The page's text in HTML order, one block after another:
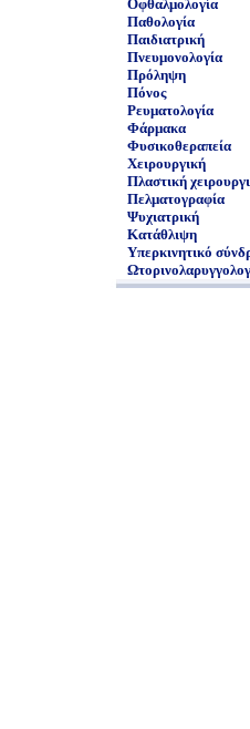
Οφθαλμολογία
Παθολογία
Παιδιατρική
Πνευμονολογία
Πρόληψη
Πόνος
Ρευματολογία
Φάρμακα
Φυσικοθεραπεία
Χειρουργική
Πλαστική
Πελματογραφία
Ψυχιατρική
Κατάθλιψη
Υπερκινητικό